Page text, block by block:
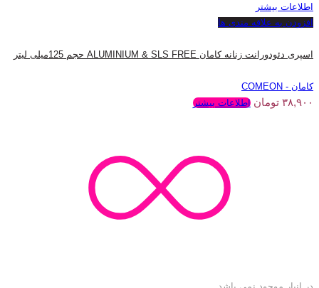
اطلاعات بیشتر
افزودن به علاقه مندی ها
اسپری دئودورانت زنانه کامان ALUMINIUM & SLS FREE حجم 125میلی لیتر
کامان - COMEON
۳۸,۹۰۰ تومان اطلاعات بیشتر